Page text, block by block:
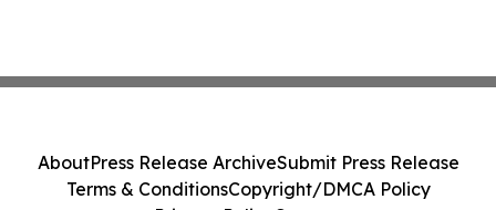
AboutPress Release ArchiveSubmit Press Release
Terms & ConditionsCopyright/DMCA Policy